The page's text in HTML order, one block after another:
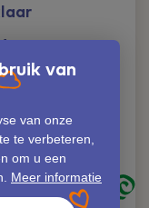
van
van onze
te verbeteren,
om u een
Meer informatie